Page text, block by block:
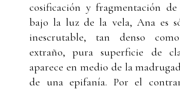
cosificación y fragmentación de
bajo la luz de la vela, Ana es
inescrutable, tan denso
extraño, pura superficie de
aparece en medio de la
de una epifanía. Por el